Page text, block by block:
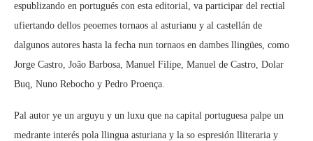
espublizando en portugués con esta editorial, va participar del rectial
ufiertando dellos peoemes tornaos al asturianu y al castellán de
dalgunos autores hasta la fecha nun tornaos en dambes llingües, como
Jorge Castro, João Barbosa, Manuel Filipe, Manuel de Castro, Dolar
Buq, Nuno Rebocho y Pedro Proença.
Pal autor ye un arguyu y un luxu que na capital portuguesa palpe un
medrante interés pola llingua asturiana y la so espresión lliteraria y